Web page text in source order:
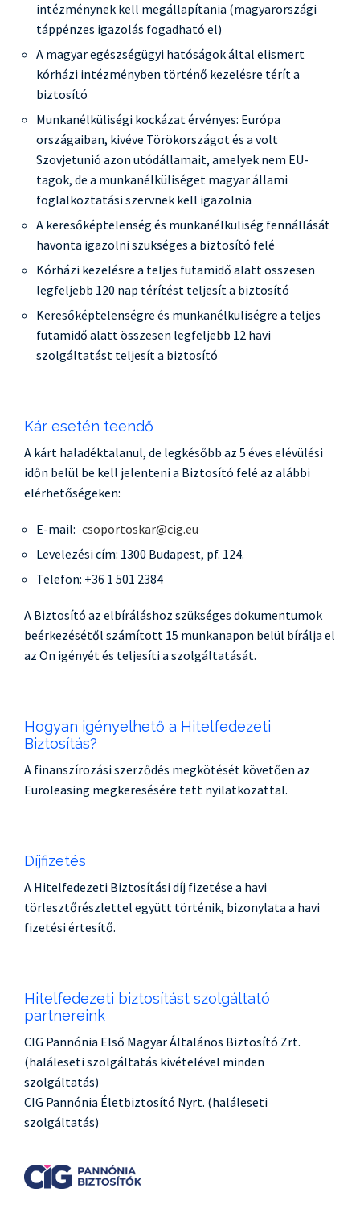
intézménynek kell megállapítania (magyarországi
táppénzes igazolás fogadható el)
A magyar egészségügyi hatóságok által elismert
kórházi intézményben történő kezelésre térít a
biztosító
Munkanélküliségi kockázat érvényes: Európa
országaiban, kivéve Törökországot és a volt
Szovjetunió azon utódállamait, amelyek nem EU-
tagok, de a munkanélküliséget magyar állami
foglalkoztatási szervnek kell igazolnia
A keresőképtelenség és munkanélküliség fennállását
havonta igazolni szükséges a biztosító felé
Kórházi kezelésre a teljes futamidő alatt összesen
legfeljebb 120 nap térítést teljesít a biztosító
Keresőképtelenségre és munkanélküliségre a teljes
futamidő alatt összesen legfeljebb 12 havi
szolgáltatást teljesít a biztosító
Kár esetén teendő
A kárt haladéktalanul, de legkésőbb az 5 éves elévülési
időn belül be kell jelenteni a Biztosító felé az alábbi
elérhetőségeken:
E-mail: csoportoskar@cig.eu
Levelezési cím: 1300 Budapest, pf. 124.
Telefon: +36 1 501 2384
A Biztosító az elbíráláshoz szükséges dokumentumok
beérkezésétől számított 15 munkanapon belül bírálja el
az Ön igényét és teljesíti a szolgáltatását.
Hogyan igényelhető a Hitelfedezeti
Biztosítás?
A finanszírozási szerződés megkötését követően az
Euroleasing megkeresésére tett nyilatkozattal.
Díjfizetés
A Hitelfedezeti Biztosítási díj fizetése a havi
törlesztőrészlettel együtt történik, bizonylata a havi
fizetési értesítő.
Hitelfedezeti biztosítást szolgáltató
partnereink
CIG Pannónia Első Magyar Általános Biztosító Zrt.
(haláleseti szolgáltatás kivételével minden
szolgáltatás)
CIG Pannónia Életbiztosító Nyrt. (haláleseti
szolgáltatás)